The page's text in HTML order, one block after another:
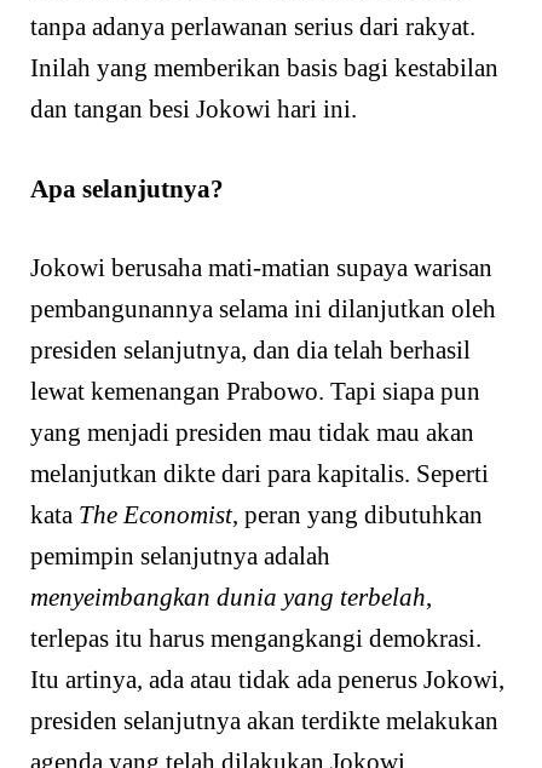
tanpa adanya perlawanan serius dari rakyat.
Inilah yang memberikan basis bagi kestabilan
dan tangan besi Jokowi hari ini.
Apa selanjutnya?
Jokowi berusaha mati-matian supaya warisan
pembangunannya selama ini dilanjutkan oleh
presiden selanjutnya, dan dia telah berhasil
lewat kemenangan Prabowo. Tapi siapa pun
yang menjadi presiden mau tidak mau akan
melanjutkan dikte dari para kapitalis. Seperti
kata The Economist, peran yang dibutuhkan
pemimpin selanjutnya adalah
menyeimbangkan dunia yang terbelah,
terlepas itu harus mengangkangi demokrasi.
Itu artinya, ada atau tidak ada penerus Jokowi,
presiden selanjutnya akan terdikte melakukan